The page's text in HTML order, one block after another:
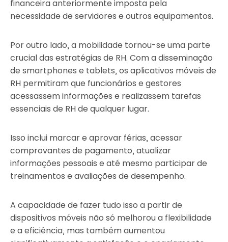
financeira anteriormente imposta pela
necessidade de servidores e outros equipamentos.
Por outro lado, a mobilidade tornou-se uma parte
crucial das estratégias de RH. Com a disseminação
de smartphones e tablets, os aplicativos móveis de
RH permitiram que funcionários e gestores
acessassem informações e realizassem tarefas
essenciais de RH de qualquer lugar.
Isso inclui marcar e aprovar férias, acessar
comprovantes de pagamento, atualizar
informações pessoais e até mesmo participar de
treinamentos e avaliações de desempenho.
A capacidade de fazer tudo isso a partir de
dispositivos móveis não só melhorou a flexibilidade
e a eficiência, mas também aumentou